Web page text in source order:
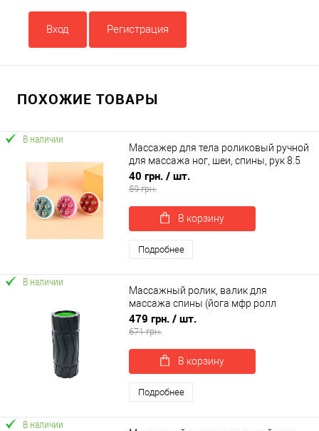
Вход Регистрация
ПОХОЖИЕ ТОВАРЫ
В наличии
Массажер для тела роликовый ручной
для массажа ног, шеи, спины, рук 8.5
см OSPORT (MS 4666)
40 грн. / шт.
59 грн.
В корзину
Подробнее
В наличии
Массажный ролик, валик для
массажа спины (йога мфр ролл
массажер для спины, шеи, ног)
OSPORT 33*13см (MS 3703)
479 грн. / шт.
671 грн.
В корзину
Подробнее
В наличии